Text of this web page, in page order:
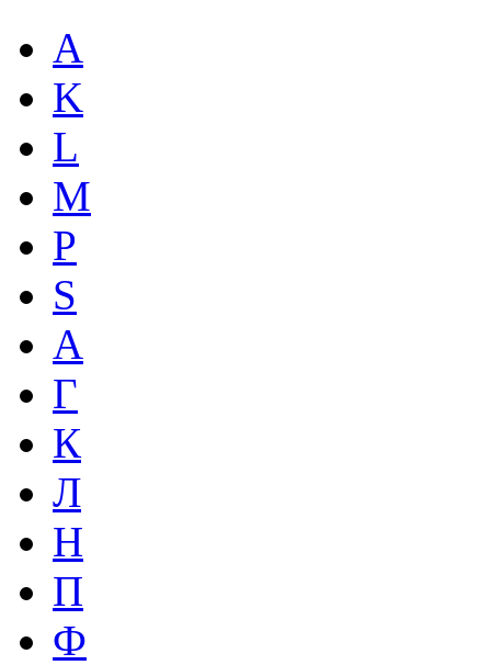
A
K
L
M
P
S
А
Г
К
Л
Н
П
Ф